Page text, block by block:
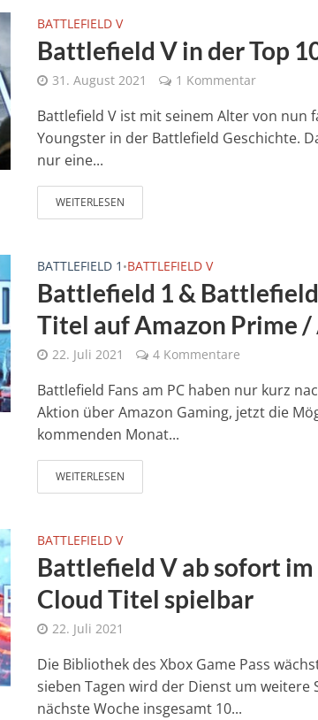
BATTLEFIELD V
Battlefield V in der Top
31. August 2021 1 Kommentar
Battlefield V ist mit seinem Alter von nun
Youngster in der Battlefield Geschichte.
nur eine...
WEITERLESEN
BATTLEFIELD 1 •BATTLEFIELD V
Battlefield 1 &
Titel auf Amazon Prime /
22. Juli 2021 4 Kommentare
Battlefield Fans am PC haben nur kurz
Aktion über Amazon Gaming, jetzt die
kommenden Monat...
WEITERLESEN
BATTLEFIELD V
Battlefield V ab sofort im
Cloud Titel spielbar
22. Juli 2021
Die Bibliothek des Xbox Game Pass
sieben Tagen wird der Dienst um weitere
nächste Woche insgesamt 10...